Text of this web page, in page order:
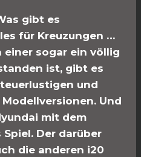
gibt es
für Kreuzungen …
einer sogar ein völlig
ist, gibt es
und
Und
mit dem
Der darüber
die anderen i20